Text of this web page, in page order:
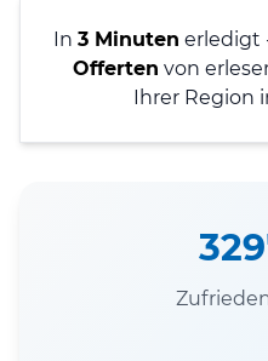
In 3 Minuten erledigt
Offerten von
Ihrer Region